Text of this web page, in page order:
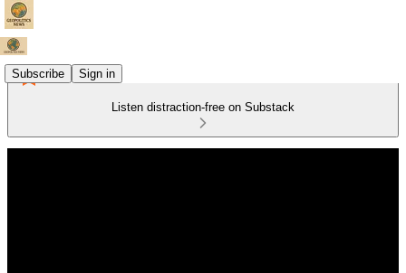
Subscribe Sign in
Listen distraction-free on Substack